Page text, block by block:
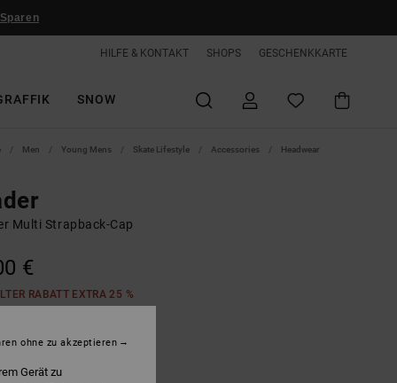
HILFE & KONTAKT SHOPS GESCHENKKARTE
SNOW
Men Young Mens Skate Lifestyle Accessories
Headwear
Multi Strapback-Cap
€
RABATT EXTRA 25 %
Gerät zu
ohne zu akzeptieren